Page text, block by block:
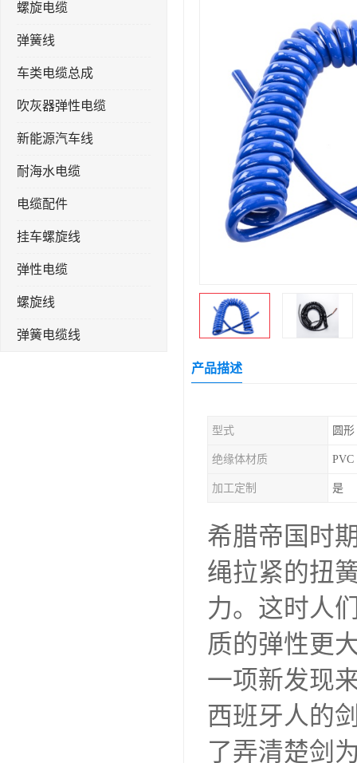
螺旋电缆
弹簧线
车类电缆总成
吹灰器弹性电缆
新能源汽车线
耐海水电缆
电缆配件
挂车螺旋线
弹性电缆
螺旋线
弹簧电缆线
产品描述
型式 圆形
绝缘体材质 PVC
加工定制 是
希腊帝国时
绳拉紧的扭
力。这时人
质的弹性更
一项新发现
西班牙人的
了弄清楚剑